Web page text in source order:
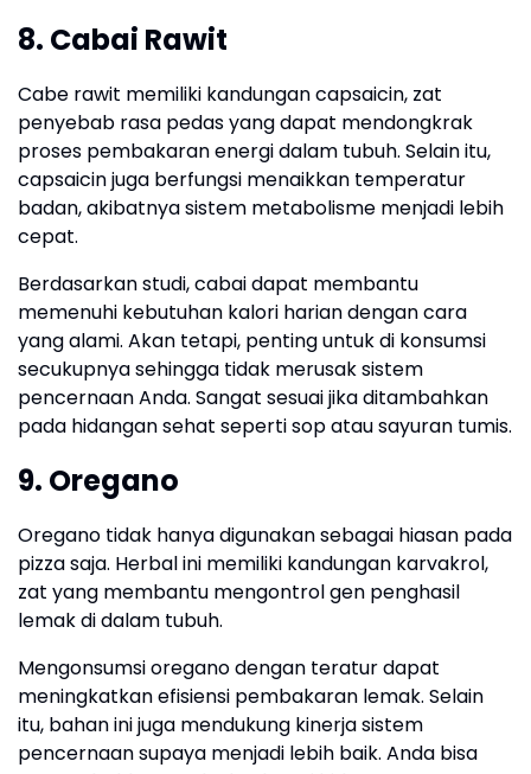
8. Cabai Rawit
Cabe rawit memiliki kandungan capsaicin, zat
penyebab rasa pedas yang dapat mendongkrak
proses pembakaran energi dalam tubuh. Selain itu,
capsaicin juga berfungsi menaikkan temperatur
badan, akibatnya sistem metabolisme menjadi lebih
cepat.
Berdasarkan studi, cabai dapat membantu
memenuhi kebutuhan kalori harian dengan cara
yang alami. Akan tetapi, penting untuk di konsumsi
secukupnya sehingga tidak merusak sistem
pencernaan Anda. Sangat sesuai jika ditambahkan
pada hidangan sehat seperti sop atau sayuran tumis.
9. Oregano
Oregano tidak hanya digunakan sebagai hiasan pada
pizza saja. Herbal ini memiliki kandungan karvakrol,
zat yang membantu mengontrol gen penghasil
lemak di dalam tubuh.
Mengonsumsi oregano dengan teratur dapat
meningkatkan efisiensi pembakaran lemak. Selain
itu, bahan ini juga mendukung kinerja sistem
pencernaan supaya menjadi lebih baik. Anda bisa